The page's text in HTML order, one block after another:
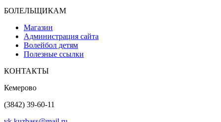
БОЛЕЛЬЩИКАМ
Магазин
Администрация сайта
Волейбол детям
Полезные ссылки
КОНТАКТЫ
Кемерово
(3842) 39-60-11